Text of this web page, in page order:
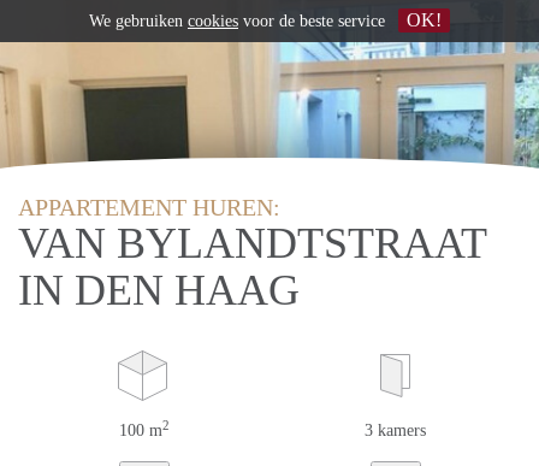
APPARTEMENT HUREN:
VAN BYLANDTSTRAAT
IN DEN HAAG
100 m2 3 kamers
We gebruiken cookies voor de beste service OK!